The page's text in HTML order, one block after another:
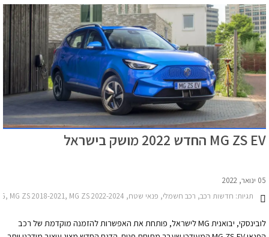
MG ZS EV החדש 2022 מושק בישראל
05 ינואר, 2022
תגיות: חדשות רכב, רכב חשמלי, פנאי שטח, MG, MG ZS 2018-2021, MG ZS 2022-2024מחירון רכב
לובינסקי, יבואנית MG לישראל, פותחת את האפשרות להזמנה מוקדמת של רכב